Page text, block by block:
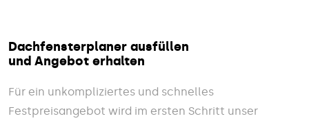
Dachfensterplaner ausfüllen
und Angebot erhalten
Für ein unkompliziertes und schnelles
Festpreisangebot wird im ersten Schritt unser